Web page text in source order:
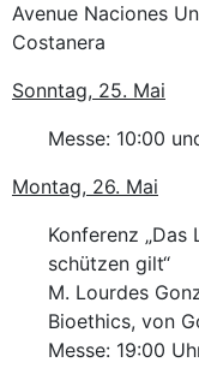
Avenue Naciones
Costanera
Sonntag, 25. Mai
Messe: 10:00
Montag, 26. Mai
Konferenz „Das
schützen gilt“
M. Lourdes
Bioethics, von
Messe: 19:00